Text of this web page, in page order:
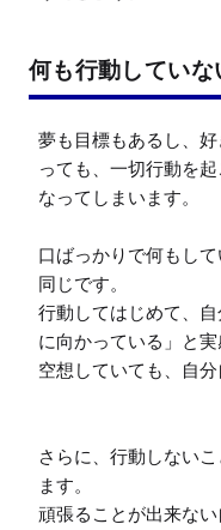
何も行動していな
夢も目標もあるし、
っても、一切行動を
なってしまいます。
口ばっかりで何もし
同じです。
行動してはじめて、
に向かっている」と実
空想していても、自
さらに、行動しない
ます。
頑張ることが出来な